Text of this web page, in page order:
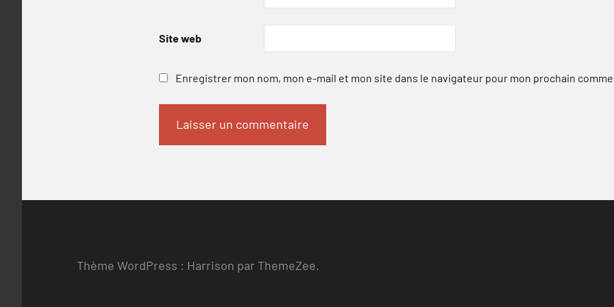
Site web
Enregistrer mon nom, mon e-mail et mon site dans le navigateur pour mon prochain
Thème WordPress : Harrison par ThemeZee.